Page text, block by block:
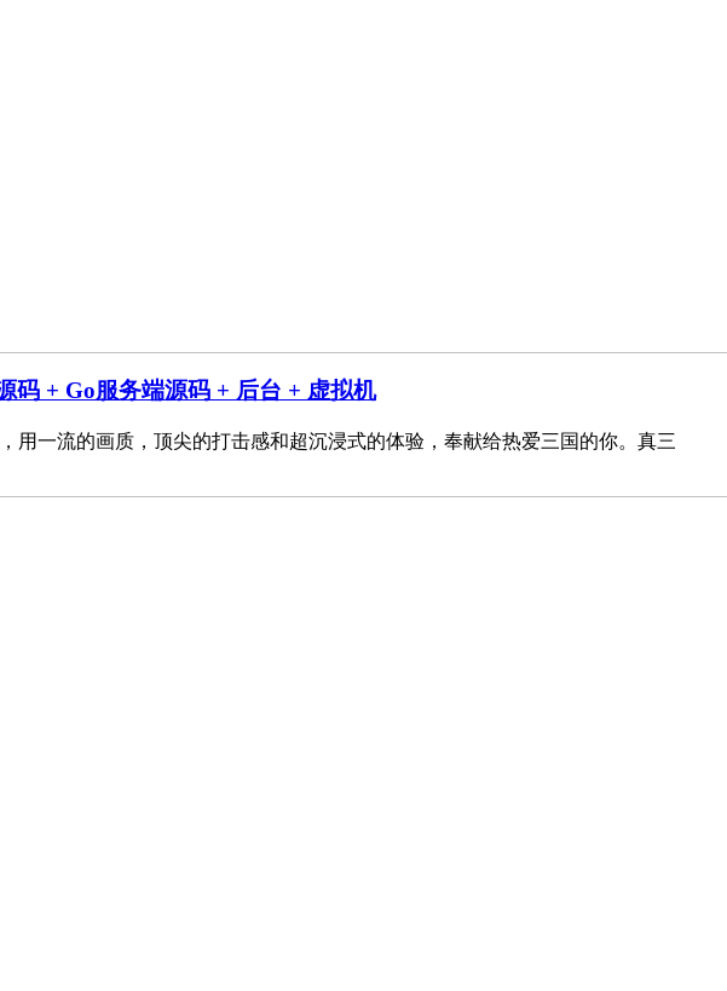
码 + Go服务端源码 + 后台 + 虚拟机
用一流的画质，顶尖的打击感和超沉浸式的体验，奉献给热爱三国的你。真三